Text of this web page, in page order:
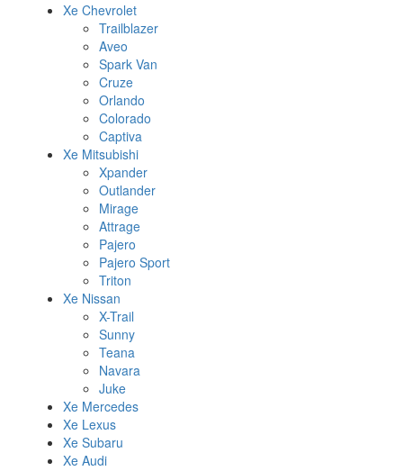
Xe Chevrolet
Trailblazer
Aveo
Spark Van
Cruze
Orlando
Colorado
Captiva
Xe Mitsubishi
Xpander
Outlander
Mirage
Attrage
Pajero
Pajero Sport
Triton
Xe Nissan
X-Trail
Sunny
Teana
Navara
Juke
Xe Mercedes
Xe Lexus
Xe Subaru
Xe Audi